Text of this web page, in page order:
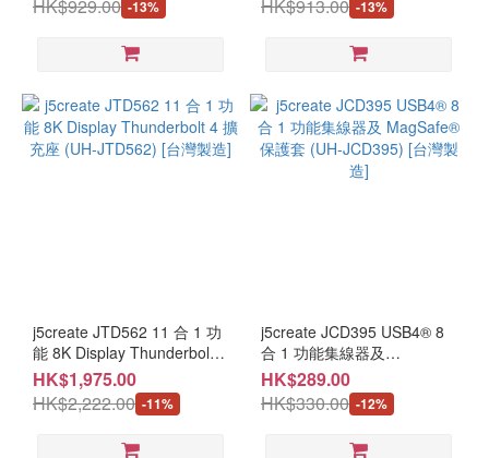
HK$929.00 -13%
HK$913.00 -13%
j5create JTD562 11 合 1 功
能 8K Display Thunderbolt 4
擴充座 (UH-JTD562) [台灣
製造]
HK$1,975.00
HK$2,222.00 -11%
j5create JCD395 USB4® 8
合 1 功能集線器及
MagSafe® 保護套 (UH-
JCD395) [台灣製造]
HK$289.00
HK$330.00 -12%